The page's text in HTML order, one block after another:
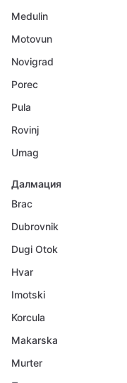
Medulin
Motovun
Novigrad
Porec
Pula
Rovinj
Umag
Далмация
Brac
Dubrovnik
Dugi Otok
Hvar
Imotski
Korcula
Makarska
Murter